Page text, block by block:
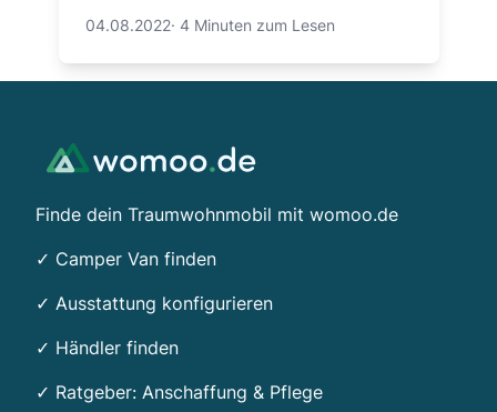
04.08.2022· 4 Minuten zum Lesen
Finde dein Traumwohnmobil mit womoo.de
✓ Camper Van finden
✓ Ausstattung konfigurieren
✓ Händler finden
✓ Ratgeber: Anschaffung & Pflege